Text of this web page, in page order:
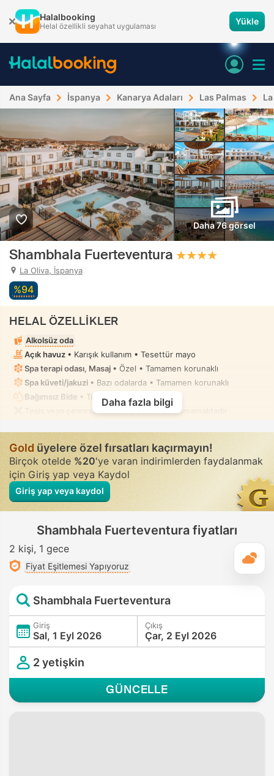
Halalbooking
Helal özellikli seyahat uygulaması Yükle
Ana Sayfa İspanya Kanarya Adaları Las Palmas
Daha 76 görsel
Shambhala Fuerteventura
La Oliva, İspanya
%94
HELAL ÖZELLİKLER
Alkolsüz oda
Açık havuz • Karışık kullanım • Tesettür mayo
Spa terapi odası, Masaj • Özel • Tamamen korunaklı
Spa küveti/jakuzi • Bazı odalarda • Tamamen korunaklı
Bağımsız Bide • Tüm odalarda
Tesis veya çevresinde helal yiyecek bulunmamaktadır
Daha fazla bilgi
Goldüyelere özel fırsatları kaçırmayın!
Birçok otelde%20'ye varan indirimlerden faydalanmak
için Giriş yap veya Kaydol
Giriş yap veya kaydol
Shambhala Fuerteventura fiyatları
2 kişi 1 gece
Fiyat Eşitlemesi Yapıyoruz
Shambhala Fuerteventura
Giriş
Sal, 1 Eyl 2026
Çıkış
Çar, 2 Eyl 2026
2 yetişkin
GÜNCELLE